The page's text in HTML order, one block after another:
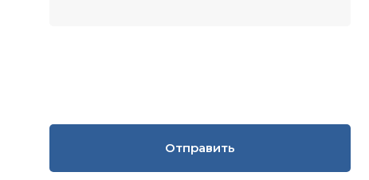
Отправить